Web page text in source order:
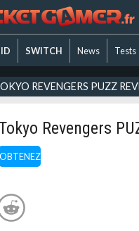
SWITCH News Tests
REVENGERS PUZZ
OBTENEZ
Revengers